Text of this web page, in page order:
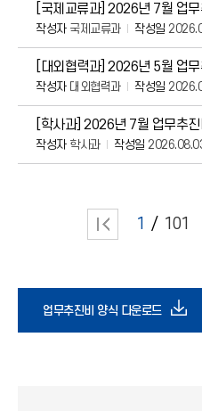
[국제교류과] 2026년 7월 업
작성자국제교류과 작성일
[대외협력과] 2026년 5월 업
작성자대외협력과 작성일
[학사과] 2026년 7월 업무추
작성자학사과 작성일
1 101
업무추진비 양식 다운로드다